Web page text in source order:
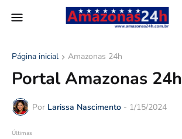
Página inicial Amazonas 24h
Portal Amazonas 24h
Por Larissa Nascimento - 1/15/2024
Últimas